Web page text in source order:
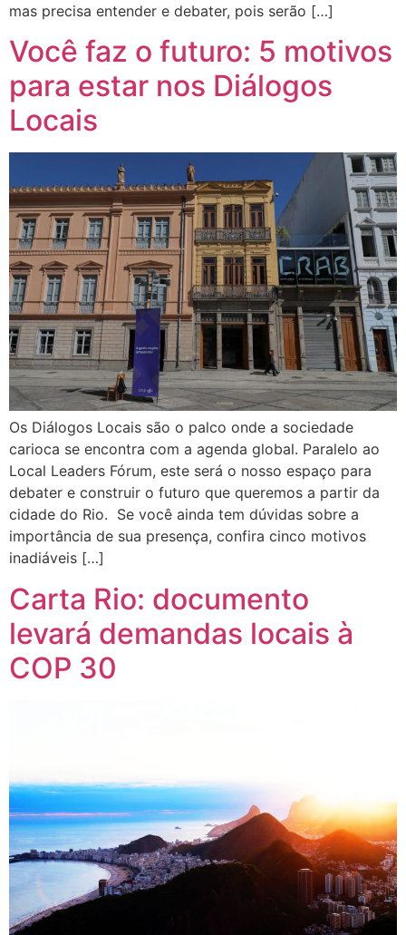
mas precisa entender e debater, pois serão […]
Você faz o futuro: 5 motivos
para estar nos Diálogos
Locais
Os Diálogos Locais são o palco onde a sociedade
carioca se encontra com a agenda global. Paralelo ao
Local Leaders Fórum, este será o nosso espaço para
debater e construir o futuro que queremos a partir da
cidade do Rio. Se você ainda tem dúvidas sobre a
importância de sua presença, confira cinco motivos
inadiáveis […]
Carta Rio: documento
levará demandas locais à
COP 30